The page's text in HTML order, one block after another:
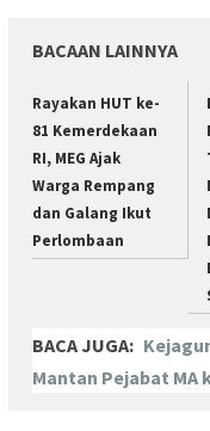
BACAAN LAINNYA
Rayakan HUT ke-
81 Kemerdekaan
RI, MEG Ajak
Warga Rempang
dan Galang Ikut
Perlombaan
BACA JUGA:
Mantan Pejabat MA